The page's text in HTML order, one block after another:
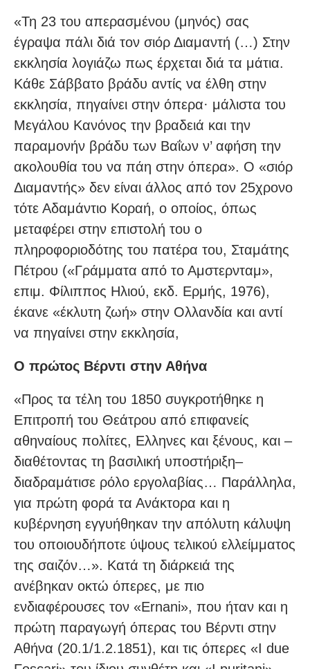
«Τη 23 του απερασμένου (μηνός) σας
έγραψα πάλι διά τον σιόρ Διαμαντή (…) Στην
εκκλησία λογιάζω πως έρχεται διά τα μάτια.
Κάθε Σάββατο βράδυ αντίς να έλθη στην
εκκλησία, πηγαίνει στην όπερα· μάλιστα του
Μεγάλου Κανόνος την βραδειά και την
παραμονήν βράδυ των Βαΐων ν’ αφήση την
ακολουθία του να πάη στην όπερα». Ο «σιόρ
Διαμαντής» δεν είναι άλλος από τον 25χρονο
τότε Αδαμάντιο Κοραή, ο οποίος, όπως
μεταφέρει στην επιστολή του ο
πληροφοριοδότης του πατέρα του, Σταμάτης
Πέτρου («Γράμματα από το Αμστερνταμ»,
επιμ. Φίλιππος Ηλιού, εκδ. Ερμής, 1976),
έκανε «έκλυτη ζωή» στην Ολλανδία και αντί
να πηγαίνει στην εκκλησία,
Ο πρώτος Βέρντι στην Αθήνα
«Προς τα τέλη του 1850 συγκροτήθηκε η
Επιτροπή του Θεάτρου από επιφανείς
αθηναίους πολίτες, Ελληνες και ξένους, και –
διαθέτοντας τη βασιλική υποστήριξη–
διαδραμάτισε ρόλο εργολαβίας… Παράλληλα,
για πρώτη φορά τα Ανάκτορα και η
κυβέρνηση εγγυήθηκαν την απόλυτη κάλυψη
του οποιουδήποτε ύψους τελικού ελλείμματος
της σαιζόν…». Κατά τη διάρκειά της
ανέβηκαν οκτώ όπερες, με πιο
ενδιαφέρουσες τον «Ernani», που ήταν και η
πρώτη παραγωγή όπερας του Βέρντι στην
Αθήνα (20.1/1.2.1851), και τις όπερες «I due